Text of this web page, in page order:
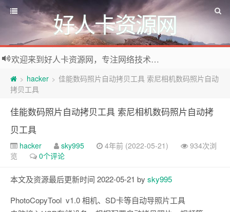
好人卡资源网
欢迎来到好人卡资源网，专注网络技术资源收集，我们不仅是网络资源的搬运工，也生产原创资源。寻找资源请留言或关注公众号:烈日下的男人
> hacker > 佳能数码照片自动拷贝工具 索尼相机数码照片自动
拷贝工具
佳能数码照片自动拷贝工具 索尼相机数码照片自动拷
贝工具
hacker sky995 4年前 (2022-05-21)
934次浏
览
0个评论
本文及资源最后更新时间 2022-05-21 by sky995
PhotoCopyTool v1.0 相机、SD卡等自动导照片工具